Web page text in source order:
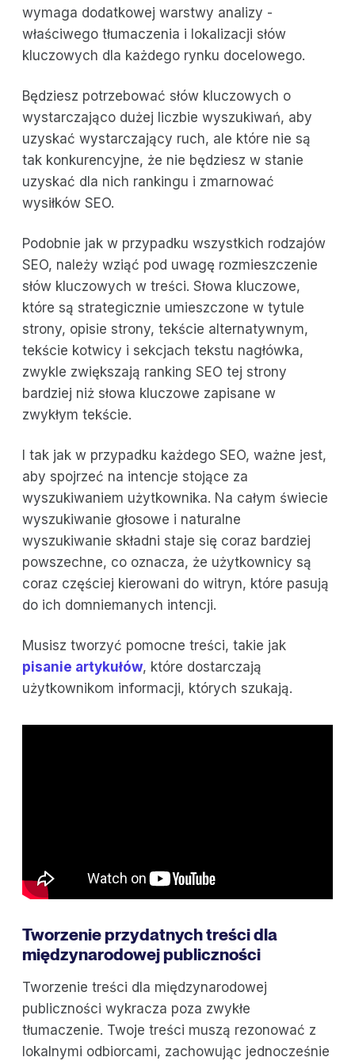
wymaga dodatkowej warstwy analizy -
właściwego tłumaczenia i lokalizacji słów
kluczowych dla każdego rynku docelowego.
Będziesz potrzebować słów kluczowych o
wystarczająco dużej liczbie wyszukiwań, aby
uzyskać wystarczający ruch, ale które nie są
tak konkurencyjne, że nie będziesz w stanie
uzyskać dla nich rankingu i zmarnować
wysiłków SEO.
Podobnie jak w przypadku wszystkich rodzajów
SEO, należy wziąć pod uwagę rozmieszczenie
słów kluczowych w treści. Słowa kluczowe,
które są strategicznie umieszczone w tytule
strony, opisie strony, tekście alternatywnym,
tekście kotwicy i sekcjach tekstu nagłówka,
zwykle zwiększają ranking SEO tej strony
bardziej niż słowa kluczowe zapisane w
zwykłym tekście.
I tak jak w przypadku każdego SEO, ważne jest,
aby spojrzeć na intencje stojące za
wyszukiwaniem użytkownika. Na całym świecie
wyszukiwanie głosowe i naturalne
wyszukiwanie składni staje się coraz bardziej
powszechne, co oznacza, że użytkownicy są
coraz częściej kierowani do witryn, które pasują
do ich domniemanych intencji.
Musisz tworzyć pomocne treści, takie jak
pisanie artykułów, które dostarczają
użytkownikom informacji, których szukają.
Tworzenie przydatnych treści dla
międzynarodowej publiczności
Tworzenie treści dla międzynarodowej
publiczności wykracza poza zwykłe
tłumaczenie. Twoje treści muszą rezonować z
lokalnymi odbiorcami, zachowując jednocześnie